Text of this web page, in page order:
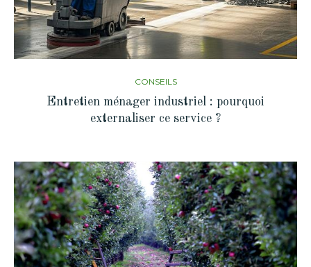
CONSEILS
Entretien ménager industriel : pourquoi
externaliser ce service ?